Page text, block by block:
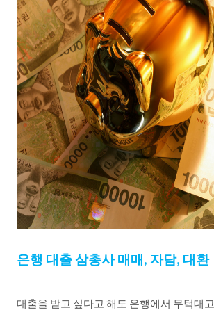
은행 대출삼총사 매매 , 자담, 대환
대출을 받고 싶다고 해도 은행에서 무턱대고